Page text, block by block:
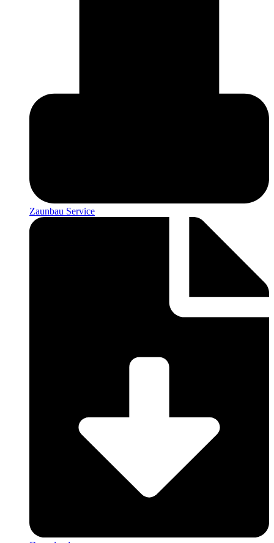
Zaunbau Service